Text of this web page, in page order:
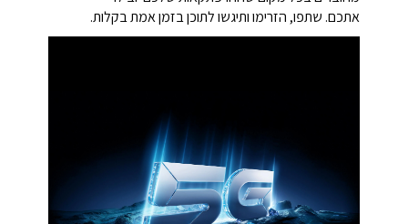
אתכם. שתפו, הזרימו ותיגשו לתוכן בזמן אמת בקלות.